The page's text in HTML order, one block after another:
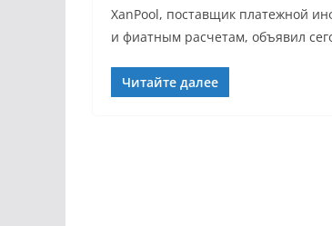
XanPool, поставщик платежной
и фиатным расчетам, объявил
Читайте далее